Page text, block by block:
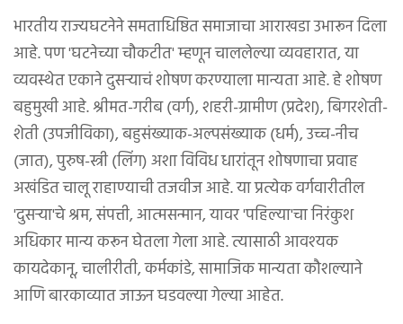
भारतीय राज्यघटनेने समताधिष्ठित समाजाचा आराखडा उभारून दिला
आहे. पण 'घटनेच्या चौकटीत' म्हणून चाललेल्या व्यवहारात, या
व्यवस्थेत एकाने दुसऱ्याचं शोषण करण्याला मान्यता आहे. हे शोषण
बहुमुखी आहे. श्रीमत-गरीब (वर्ग), शहरी-ग्रामीण (प्रदेश), बिगरशेती-
शेती (उपजीविका), बहुसंख्याक-अल्पसंख्याक (धर्म), उच्च-नीच
(जात), पुरुष-स्त्री (लिंग) अशा विविध धारांतून शोषणाचा प्रवाह
अखंडित चालू राहाण्याची तजवीज आहे. या प्रत्येक वर्गवारीतील
'दुसऱ्या'चे श्रम, संपत्ती, आत्मसन्मान, यावर 'पहिल्या'चा निरंकुश
अधिकार मान्य करून घेतला गेला आहे. त्यासाठी आवश्यक
कायदेकानू, चालीरीती, कर्मकांडे, सामाजिक मान्यता कौशल्याने
आणि बारकाव्यात जाऊन घडवल्या गेल्या आहेत.